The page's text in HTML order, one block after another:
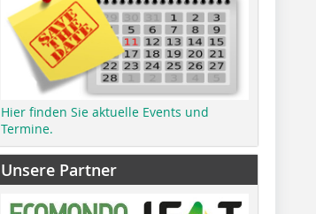
Hier finden Sie aktuelle Events und
Termine.
Unsere Partner